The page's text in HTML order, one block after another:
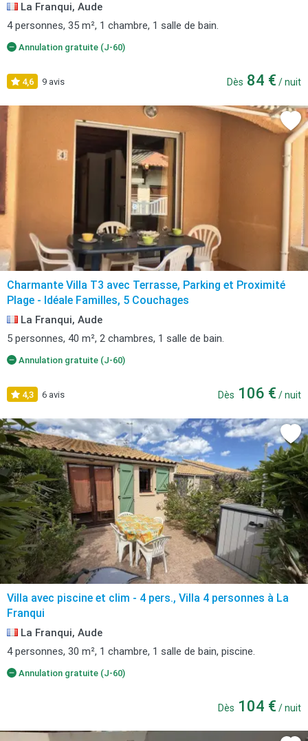
La Franqui, Aude
4 personnes, 35 m², 1 chambre, 1 salle de bain.
Annulation gratuite (J-60)
4,6 9 avis Dès 84 € / nuit
Charmante Villa T3 avec Terrasse, Parking et Proximité
Plage - Idéale Familles, 5 Couchages
La Franqui, Aude
5 personnes, 40 m², 2 chambres, 1 salle de bain.
Annulation gratuite (J-60)
4,3 6 avis Dès 106 € / nuit
Villa avec piscine et clim - 4 pers., Villa 4 personnes à La
Franqui
La Franqui, Aude
4 personnes, 30 m², 1 chambre, 1 salle de bain, piscine.
Annulation gratuite (J-60)
Dès 104 € / nuit